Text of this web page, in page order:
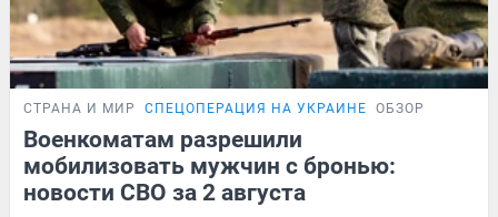
СТРАНА И МИР СПЕЦОПЕРАЦИЯ НА УКРАИНЕ ОБЗОР
Военкоматам разрешили
мобилизовать мужчин с бронью:
новости СВО за 2 августа